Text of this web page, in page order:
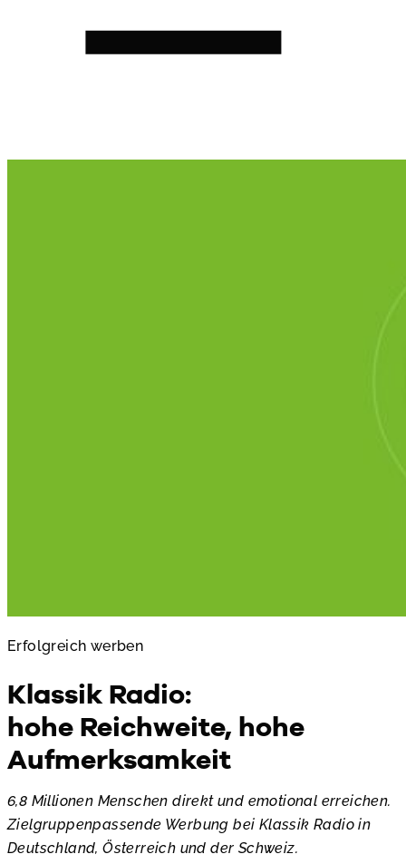
Erfolgreich werben
Klassik Radio:
hohe Reichweite, hohe
Aufmerksamkeit
6,8 Millionen Menschen direkt und emotional erreichen.
Zielgruppenpassende Werbung bei Klassik Radio in
Deutschland, Österreich und der Schweiz.